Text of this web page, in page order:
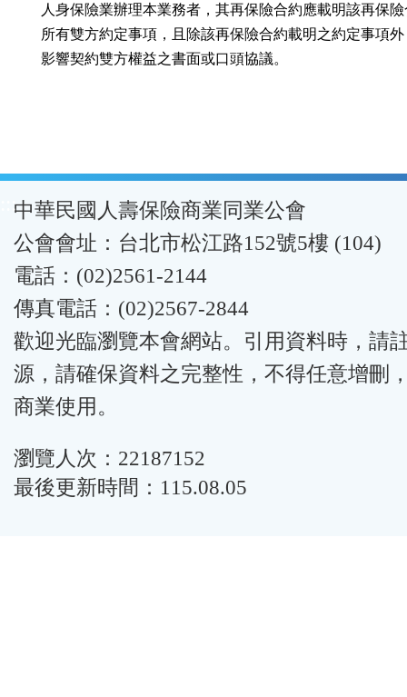
人身保險業辦理本業務者，其再保險合約應載明該再保
所有雙方約定事項，且除該再保險合約載明之約定事項
    影響契約雙方權益之書面或口頭協議。
:::中華民國人壽保險商業同業公會
公會會址：台北市松江路152號5樓 (104)
電話：(02)2561-2144
傳真電話：(02)2567-2844
歡迎光臨瀏覽本會網站。引用資料時，請
源，請確保資料之完整性，不得任意增刪
商業使用。
瀏覽人次：22187152
最後更新時間：115.08.05